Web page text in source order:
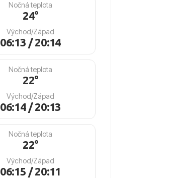
Nočná teplota
24°
Východ/Západ
06:13 / 20:14
Nočná teplota
22°
Východ/Západ
06:14 / 20:13
Nočná teplota
22°
Východ/Západ
06:15 / 20:11